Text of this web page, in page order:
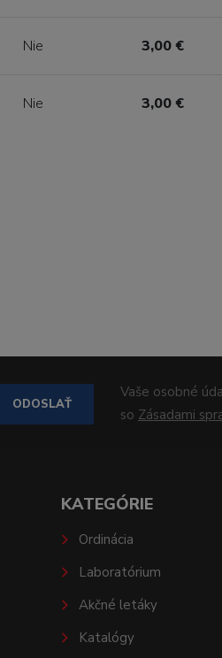
Nie 3,00 €
Nie 3,00 €
ODOSLAŤ
Vaše osobné
so Zásadami
KATEGÓRIE
Ordinácia
Laboratórium
Akčné letáky
Katalógy